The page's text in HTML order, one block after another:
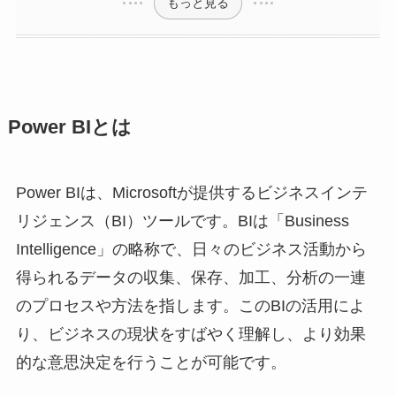
Power BIとは
Power BIは、Microsoftが提供するビジネスインテ
リジェンス（BI）ツールです。BIは「Business
Intelligence」の略称で、日々のビジネス活動から
得られるデータの収集、保存、加工、分析の一連
のプロセスや方法を指します。このBIの活用によ
り、ビジネスの現状をすばやく理解し、より効果
的な意思決定を行うことが可能です。